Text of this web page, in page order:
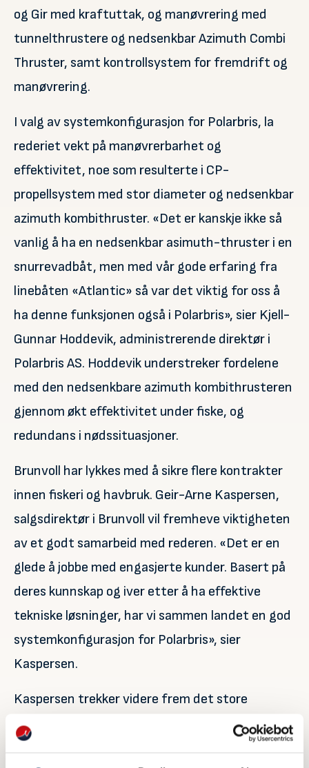
og Gir med kraftuttak, og manøvrering med
tunnelthrustere og nedsenkbar Azimuth Combi
Thruster, samt kontrollsystem for fremdrift og
manøvrering.
I valg av systemkonfigurasjon for Polarbris, la
rederiet vekt på manøvrerbarhet og
effektivitet, noe som resulterte i CP-
propellsystem med stor diameter og nedsenkbar
azimuth kombithruster. «Det er kanskje ikke så
vanlig å ha en nedsenkbar asimuth-thruster i en
snurrevadbåt, men med vår gode erfaring fra
linebåten «Atlantic» så var det viktig for oss å
ha denne funksjonen også i Polarbris», sier Kjell-
Gunnar Hoddevik, administrerende direktør i
Polarbris AS. Hoddevik understreker fordelene
med den nedsenkbare azimuth kombithrusteren
gjennom økt effektivitet under fiske, og
redundans i nødssituasjoner.
Brunvoll har lykkes med å sikre flere kontrakter
innen fiskeri og havbruk. Geir-Arne Kaspersen,
salgsdirektør i Brunvoll vil fremheve viktigheten
av et godt samarbeid med rederen. «Det er en
glede å jobbe med engasjerte kunder. Basert på
deres kunnskap og iver etter å ha effektive
tekniske løsninger, har vi sammen landet en god
systemkonfigurasjon for Polarbris», sier
Kaspersen.
Kaspersen trekker videre frem det store
engasjementet hos fiskebåtredere generelt som
pådriver for utvikling av effektive løsninger for